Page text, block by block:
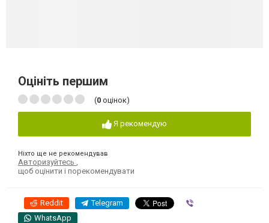
Оцініть першим
(0 оцінок)
Я рекомендую
Ніхто ще не рекомендував
Авторизуйтесь
щоб оцінити і порекомендувати
Reddit Telegram
WhatsApp